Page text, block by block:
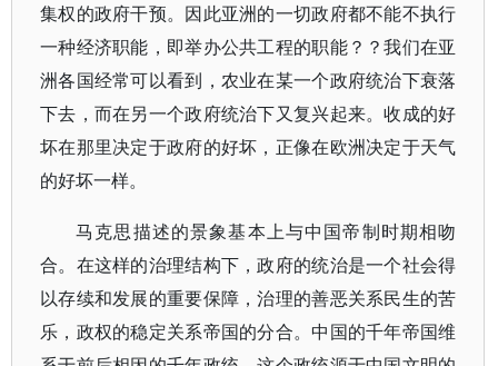
集权的政府干预。因此亚洲的一切政府都不能不执行
一种经济职能，即举办公共工程的职能？？我们在亚
洲各国经常可以看到，农业在某一个政府统治下衰落
下去，而在另一个政府统治下又复兴起来。收成的好
坏在那里决定于政府的好坏，正像在欧洲决定于天气
的好坏一样。
马克思描述的景象基本上与中国帝制时期相吻
合。在这样的治理结构下，政府的统治是一个社会得
以存续和发展的重要保障，治理的善恶关系民生的苦
乐，政权的稳定关系帝国的分合。中国的千年帝国维